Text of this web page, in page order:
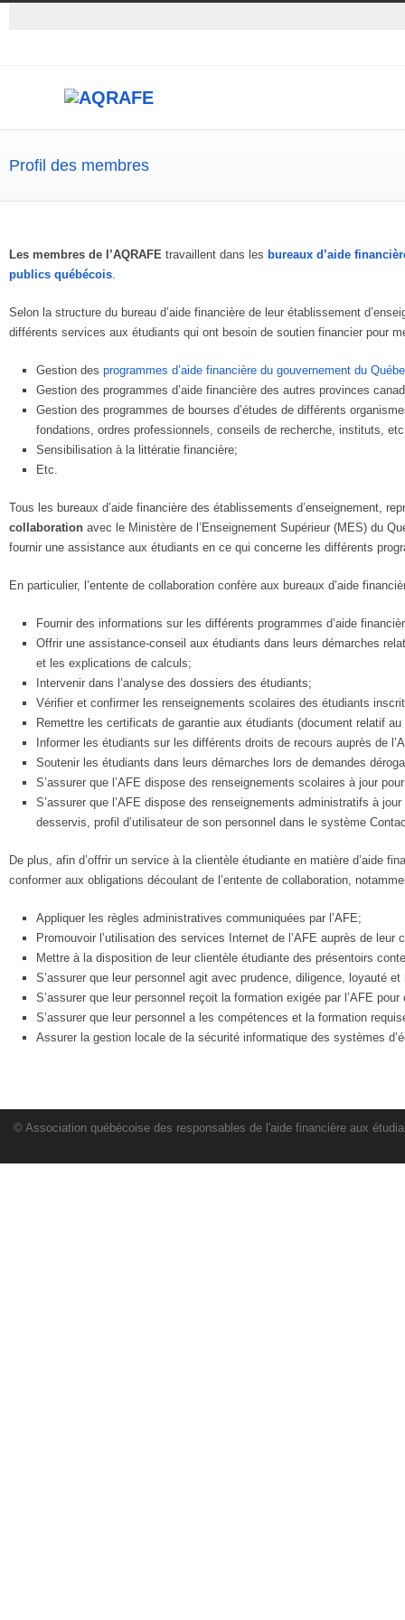
Profil des membres
Les membres de l’AQRAFE travaillent dans les bureaux d’aide
publics québécois.
Selon la structure du bureau d’aide financière de leur établissement
différents services aux étudiants qui ont besoin de soutien financier pour
Gestion des programmes d’aide financière du gouvernement du
Gestion des programmes d’aide financière des autres provinces
Gestion des programmes de bourses d’études de différents
fondations, ordres professionnels, conseils de recherche, instituts,
Sensibilisation à la littératie financière;
Etc.
Tous les bureaux d’aide financière des établissements d’enseignement,
collaboration avec le Ministère de l’Enseignement Supérieur (MES) du
fournir une assistance aux étudiants en ce qui concerne les différents
En particulier, l’entente de collaboration confère aux bureaux d’aide
Fournir des informations sur les différents programmes d’aide
Offrir une assistance-conseil aux étudiants dans leurs démarches
et les explications de calculs;
Intervenir dans l’analyse des dossiers des étudiants;
Vérifier et confirmer les renseignements scolaires des étudiants
Remettre les certificats de garantie aux étudiants (document relatif au
Informer les étudiants sur les différents droits de recours auprès de
Soutenir les étudiants dans leurs démarches lors de demandes
S’assurer que l’AFE dispose des renseignements scolaires à jour
S’assurer que l’AFE dispose des renseignements administratifs à
desservis, profil d’utilisateur de son personnel dans le système
De plus, afin d’offrir un service à la clientèle étudiante en matière d’aide
conformer aux obligations découlant de l’entente de collaboration,
Appliquer les règles administratives communiquées par l’AFE;
Promouvoir l’utilisation des services Internet de l’AFE auprès de leur
Mettre à la disposition de leur clientèle étudiante des présentoirs
S’assurer que leur personnel agit avec prudence, diligence, loyauté et
S’assurer que leur personnel reçoit la formation exigée par l’AFE
S’assurer que leur personnel a les compétences et la formation
Assurer la gestion locale de la sécurité informatique des systèmes
© Association québécoise des responsables de l'aide financière aux